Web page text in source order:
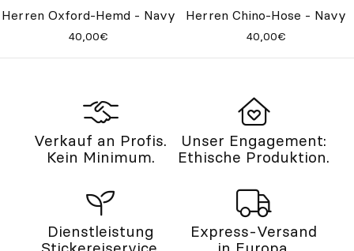
Herren Oxford-Hemd - Navy
40,00€
Herren Chino-Hose - Navy
40,00€
Verkauf an Profis.
Kein Minimum.
Unser Engagement:
Ethische Produktion.
Dienstleistung
Express-Versand